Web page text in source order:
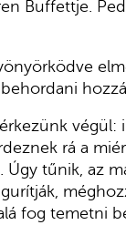
Buffettje.
rá a
Úgy tűnik, az
fog temetni